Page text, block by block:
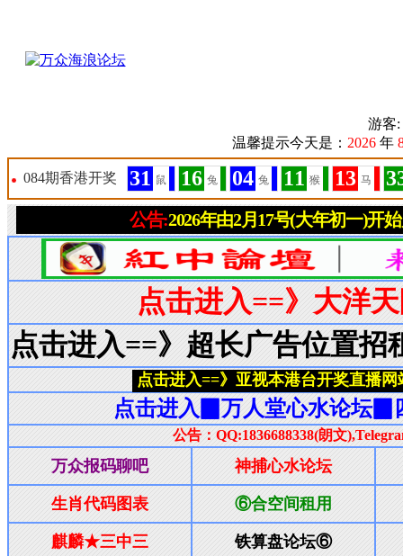
游
温馨提示今天是： 2026 年